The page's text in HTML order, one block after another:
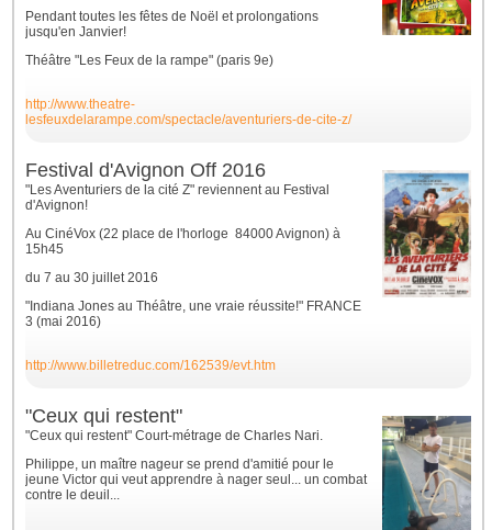
Pendant toutes les fêtes de Noël et prolongations
jusqu'en Janvier!
Théâtre "Les Feux de la rampe" (paris 9e)
http://www.theatre-
lesfeuxdelarampe.com/spectacle/aventuriers-de-cite-z/
Festival d'Avignon Off 2016
"Les Aventuriers de la cité Z" reviennent au Festival
d'Avignon!
Au CinéVox (22 place de l'horloge 84000 Avignon) à
15h45
du 7 au 30 juillet 2016
"Indiana Jones au Théâtre, une vraie réussite!" FRANCE
3 (mai 2016)
http://www.billetreduc.com/162539/evt.htm
"Ceux qui restent"
"Ceux qui restent" Court-métrage de Charles Nari.
Philippe, un maître nageur se prend d'amitié pour le
jeune Victor qui veut apprendre à nager seul... un combat
contre le deuil...